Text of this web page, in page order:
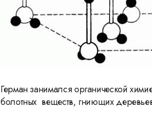
Герман занимался органической
болотных веществ, гниющих